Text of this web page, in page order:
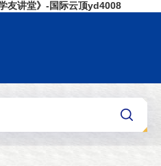
友讲堂》-国际云顶yd4008